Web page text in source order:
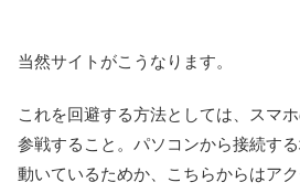
当然サイトがこうなります。
これを回避する方法としては、スマ
参戦すること。パソコンから接続す
動いているためか、こちらからはア